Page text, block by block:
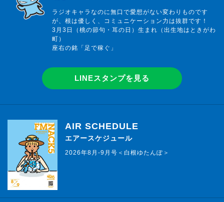
ラジオキャラなのに無口で愛想がない変わりものです
が、根は優しく、コミュニケーション力は抜群です！
3月3日（桃の節句・耳の日）生まれ（出生地はときがわ
町）
座右の銘「足で稼ぐ」
LINEスタンプを見る
AIR SCHEDULE
エアースケジュール
2026年8月-9月号＜白根ゆたんぽ＞